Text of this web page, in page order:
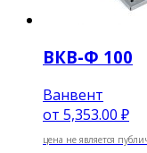
ВКВ-Ф 100
Ванвент
от 5,353.00 ₽
цена не является